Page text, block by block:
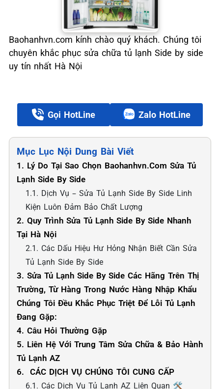
Baohanhvn.com kính chào quý khách. Chúng tôi
chuyên khắc phục sửa chữa tủ lạnh Side by side
uy tín nhất Hà Nội
Gọi HotLine Zalo HotLine
Mục Lục Nội Dung Bài Viết
1. Lý Do Tại Sao Chọn Baohanhvn.com Sửa Tủ
Lạnh Side By Side
1.1. Dịch Vụ – Sửa Tủ Lạnh Side By Side Linh
Kiện Luôn Đảm Bảo Chất Lượng
2. Quy Trình Sửa Tủ Lạnh Side By Side Nhanh
Tại Hà Nội
2.1. Các Dấu Hiệu Hư Hỏng Nhận Biết Cần Sửa
Tủ Lạnh Side By Side
3. Sửa Tủ Lạnh Side By Side Các Hãng Trên Thị
Trường, Từ Hàng Trong Nước Hàng Nhập Khẩu
Chúng Tôi Đều Khắc Phục Triệt Để Lỗi Tủ Lạnh
Đang Gặp:
4. Câu Hỏi Thường Gặp
5. Liên Hệ Với Trung Tâm Sửa Chữa & Bảo Hành
Tủ Lạnh AZ
6. ️ CÁC DỊCH VỤ CHÚNG TÔI CUNG CẤP
6.1. Các Dịch Vụ Tủ Lạnh AZ Liên Quan 🛠️